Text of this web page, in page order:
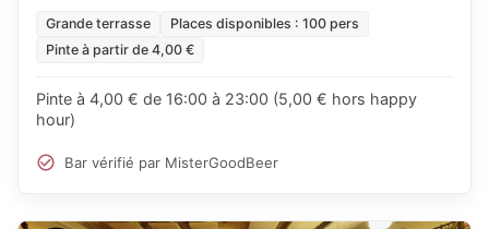
Grande terrasse
Places disponibles : 100 pers
Pinte à partir de 4,00 €
Pinte à 4,00 € de 16:00 à 23:00 (5,00 € hors happy
hour)
Bar vérifié par MisterGoodBeer